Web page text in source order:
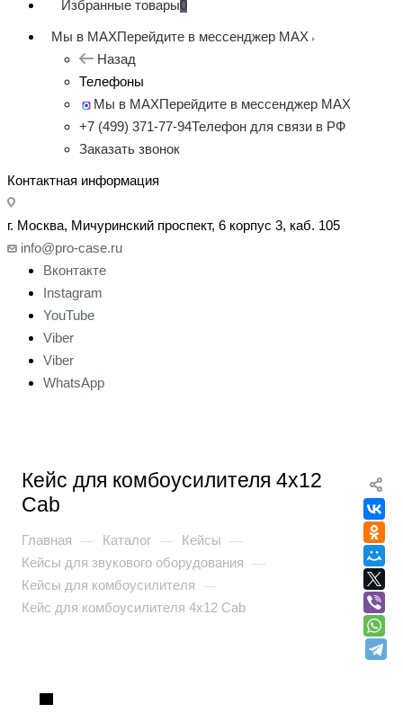
Избранные товары0
Мы в MAXПерейдите в мессенджер MAX
Назад
Телефоны
Мы в MAXПерейдите в мессенджер MAX
+7 (499) 371-77-94Телефон для связи в РФ
Заказать звонок
Контактная информация
г. Москва, Мичуринский проспект, 6 корпус 3, каб. 105
info@pro-case.ru
Вконтакте
Instagram
YouTube
Viber
Viber
WhatsApp
Кейс для комбоусилителя 4x12
Cab
Главная — Каталог — Кейсы —
Кейсы для звукового оборудования —
Кейсы для комбоусилителя —
Кейс для комбоусилителя 4x12 Cab